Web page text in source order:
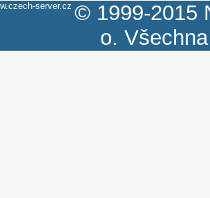
server.cz © 1999-2015
o.